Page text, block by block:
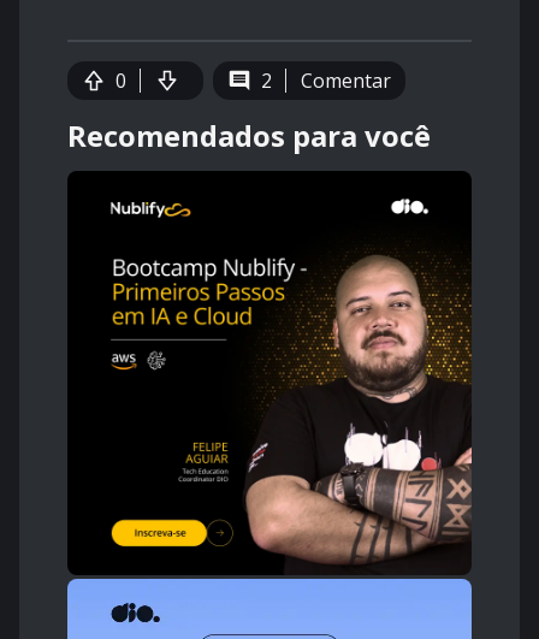
0 2 Comentar
Recomendados para você